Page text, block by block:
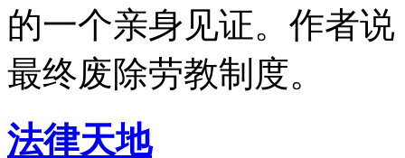
的一个亲身见证。作者
最终废除劳教制度。
法律天地